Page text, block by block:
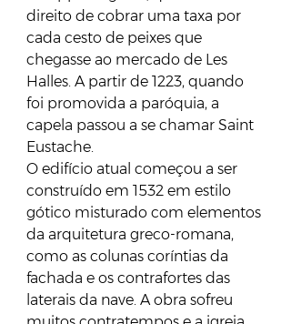
direito de cobrar uma taxa por
cada cesto de peixes que
chegasse ao mercado de Les
Halles. A partir de 1223, quando
foi promovida a paróquia, a
capela passou a se chamar Saint
Eustache.
O edifício atual começou a ser
construído em 1532 em estilo
gótico misturado com elementos
da arquitetura greco-romana,
como as colunas coríntias da
fachada e os contrafortes das
laterais da nave. A obra sofreu